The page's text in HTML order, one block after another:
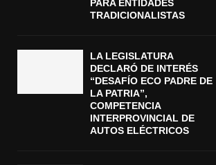
PARA ENTIDADES
TRADICIONALISTAS
LA LEGISLATURA
DECLARÓ DE INTERÉS
“DESAFÍO ECO PADRE DE
LA PATRIA”,
COMPETENCIA
INTERPROVINCIAL DE
AUTOS ELÉCTRICOS